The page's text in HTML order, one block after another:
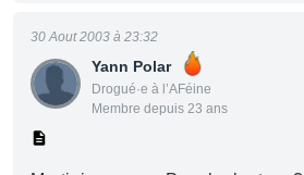
Yann Polar
Drogué·e à l’AFéine
Membre depuis 23 ans
30 Aout 2003 à 23:32